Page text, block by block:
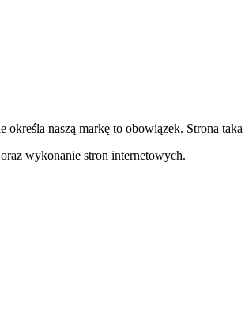
naszą markę to obowiązek. Strona
wykonanie stron internetowych.